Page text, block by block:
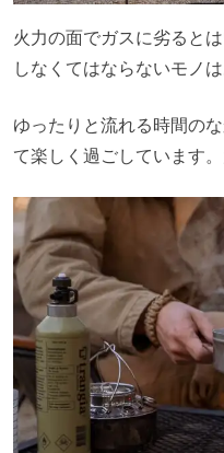
火力の面でガスに劣ると
しなくてはならないモノは
ゆったりと流れる時間の
て楽しく過ごしています